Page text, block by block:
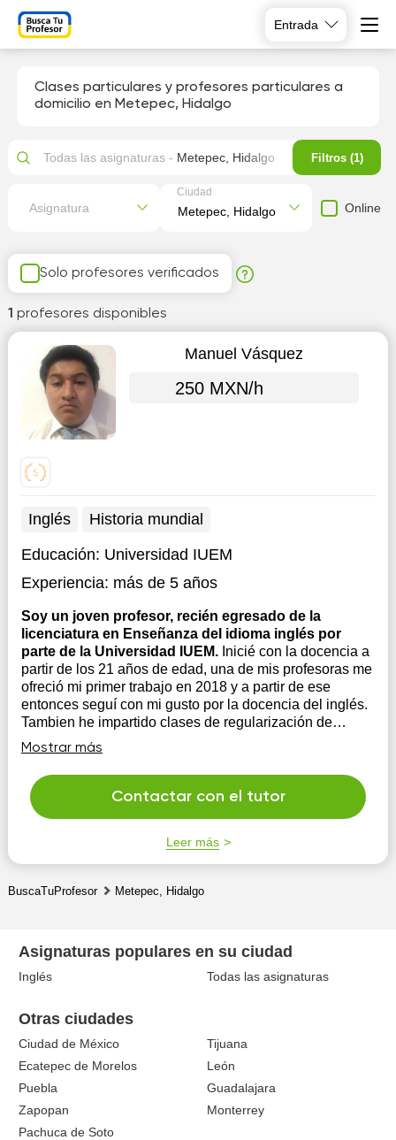
Entrada
Clases particulares y profesores particulares a
domicilio en Metepec, Hidalgo
Solo profesores verificados
1 profesores disponibles
Manuel Vásquez
250 MXN/h
Inglés
Historia mundial
Educación: Universidad IUEM
Experiencia: más de 5 años
Soy un joven profesor, recién egresado de la
licenciatura en Enseñanza del idioma inglés por
parte de la Universidad IUEM. Inicié con la docencia a
partir de los 21 años de edad, una de mis profesoras me
ofreció mi primer trabajo en 2018 y a partir de ese
entonces seguí con mi gusto por la docencia del inglés.
Tambien he impartido clases de regularización de
francés, pero no he tenido mucho trabajo por la poca
demanda d...
Mostrar más
Contactar con el tutor
Leer más
BuscaTuProfesor Metepec, Hidalgo
Todas las asignaturas - Metepec, Hidalgo Filtros (1)
Asignatura
Ciudad
Online
Asignaturas populares en su ciudad
Inglés Todas las asignaturas
Otras ciudades
Ciudad de México
Tijuana
Ecatepec de Morelos
León
Puebla
Guadalajara
Zapopan
Monterrey
Pachuca de Soto